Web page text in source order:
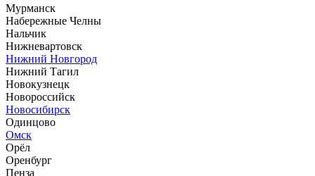
Мурманск
Набережные Челны
Нальчик
Нижневартовск
Нижний Новгород
Нижний Тагил
Новокузнецк
Новороссийск
Новосибирск
Одинцово
Омск
Орёл
Оренбург
Пенза